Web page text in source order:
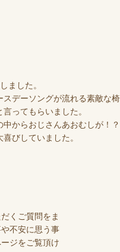
ました。
デーソングが流れる素敵な椅
ってもらいました。
からおじさんあおむしが！？
びしていました。
くご質問をま
不安に思う事
ジをご覧頂け